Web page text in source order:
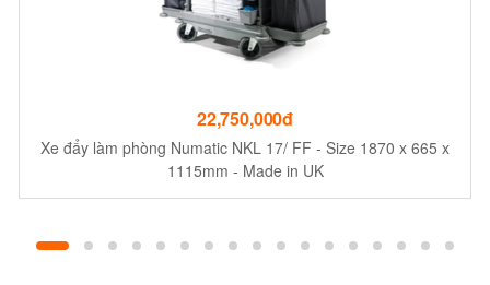
22,750,000đ
Xe đẩy làm phòng Numatic NKL 17/ FF - Size 1870 x 665 x
1115mm - Made in UK